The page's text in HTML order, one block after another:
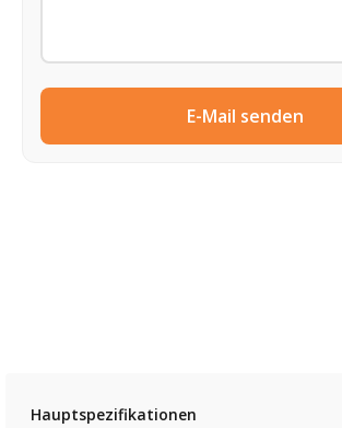
E-Mail senden
Hauptspezifikationen